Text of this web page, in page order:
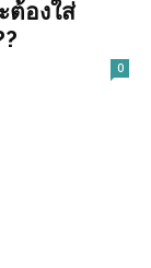
ต้องใส่
0